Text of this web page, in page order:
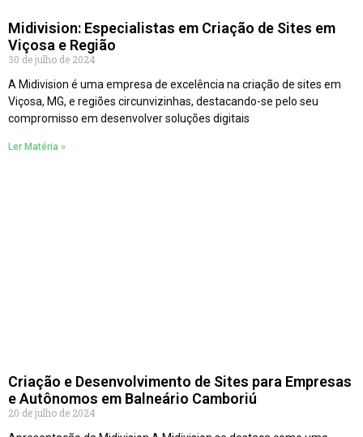
Midivision: Especialistas em Criação de Sites em
Viçosa e Região
30 de julho de 2024
A Midivision é uma empresa de excelência na criação de sites em
Viçosa, MG, e regiões circunvizinhas, destacando-se pelo seu
compromisso em desenvolver soluções digitais
Ler Matéria »
Criação e Desenvolvimento de Sites para Empresas
e Autônomos em Balneário Camboriú
20 de julho de 2024